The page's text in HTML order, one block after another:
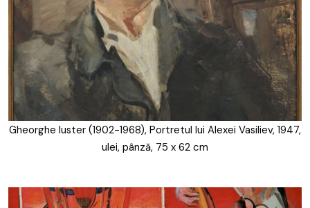
Gheorghe Iuster (1902-1968), Portretul lui Alexei Vasiliev, 1947,
ulei, pânză, 75 x 62 cm